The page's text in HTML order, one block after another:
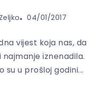
04/01/2017
vijest koja nas, da
iznenadila.
su u prošloj godini...